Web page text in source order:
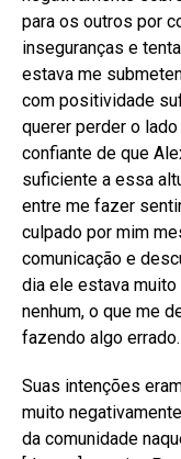
para os outros por
inseguranças e
estava me
com positividade
querer perder o
confiante de que
suficiente a essa
entre me fazer
culpado por mim
comunicação e
dia ele estava
nenhum, o que me
fazendo algo errado.
Suas intenções
muito
da comunidade